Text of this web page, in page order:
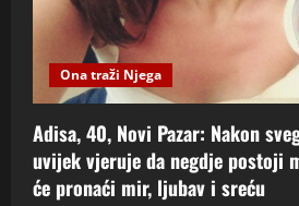
Ona traži Njega
Adisa, 40, Novi Pazar: Nakon
uvijek vjeruje da negdje postoji
će pronaći mir, ljubav i sreću